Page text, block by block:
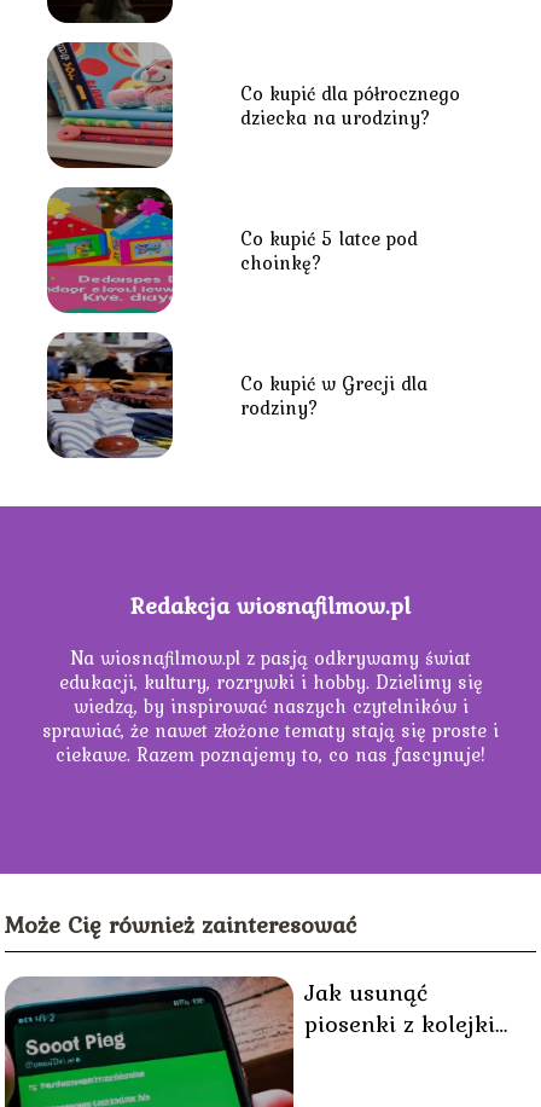
Co kupić dla półrocznego
dziecka na urodziny?
Co kupić 5 latce pod
choinkę?
Co kupić w Grecji dla
rodziny?
Redakcja wiosnafilmow.pl
Na wiosnafilmow.pl z pasją odkrywamy świat
edukacji, kultury, rozrywki i hobby. Dzielimy się
wiedzą, by inspirować naszych czytelników i
sprawiać, że nawet złożone tematy stają się proste i
ciekawe. Razem poznajemy to, co nas fascynuje!
Może Cię również zainteresować
Jak usunąć
piosenki z kolejki